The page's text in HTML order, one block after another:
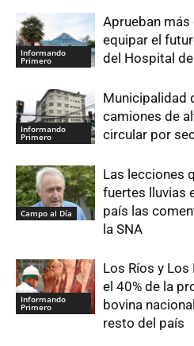
Informando
Primero
Aprueban
equipar el
del Hospital
Informando
Primero
Municipalidad
camiones de
circular por
Campo al Día
Las lecciones
fuertes lluvias
país las
la SNA
Informando
Primero
Los Ríos y
el 40% de la
bovina
resto del país